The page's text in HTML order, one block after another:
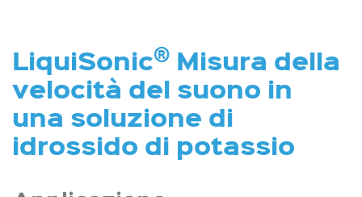
LiquiSonic® Misura della
velocità del suono in
una soluzione di
idrossido di potassio